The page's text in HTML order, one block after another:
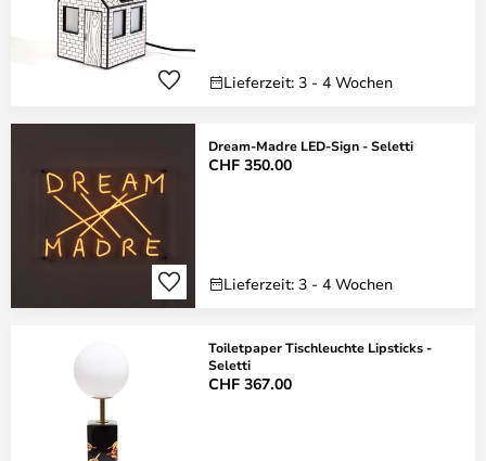
Lieferzeit: 3 - 4 Wochen
Dream-Madre LED-Sign - Seletti
CHF 350.00
Lieferzeit: 3 - 4 Wochen
Toiletpaper Tischleuchte Lipsticks -
Seletti
CHF 367.00